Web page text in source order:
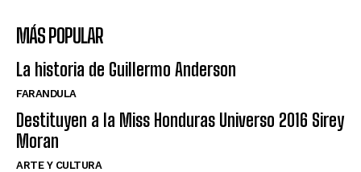
MÁS POPULAR
La historia de Guillermo Anderson
FARANDULA
Destituyen a la Miss Honduras Universo 2016 Sirey
Moran
ARTE Y CULTURA